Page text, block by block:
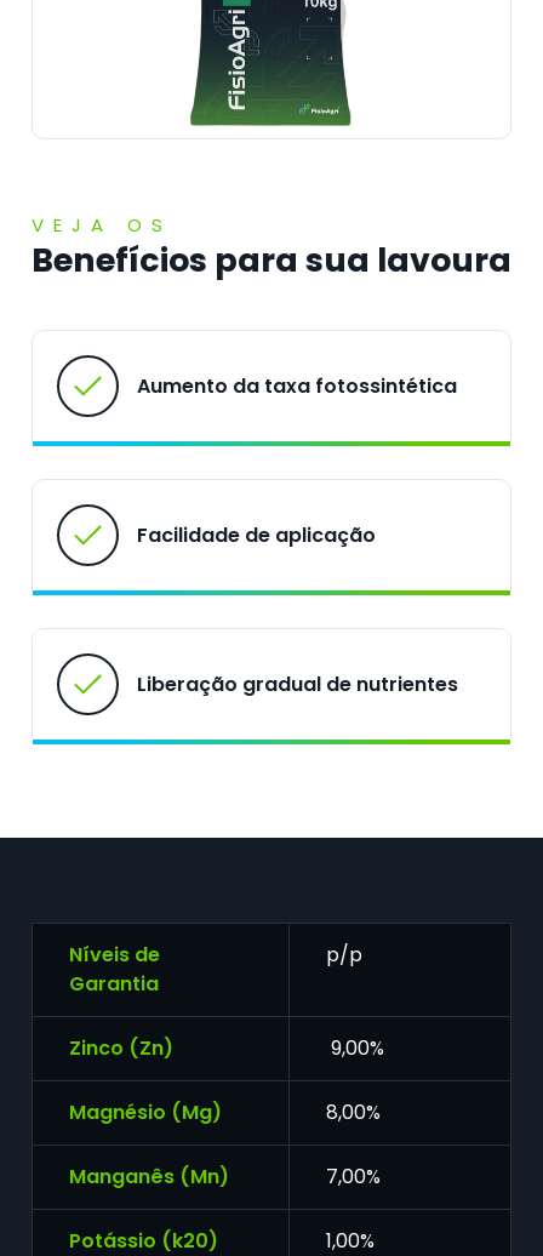
VEJA OS
Benefícios para sua lavoura
Aumento da taxa fotossintética
Facilidade de aplicação
Liberação gradual de nutrientes
Níveis de
Garantia
p/p
Zinco (Zn) 9,00%
Magnésio (Mg) 8,00%
Manganês (Mn) 7,00%
Potássio (k20) 1,00%